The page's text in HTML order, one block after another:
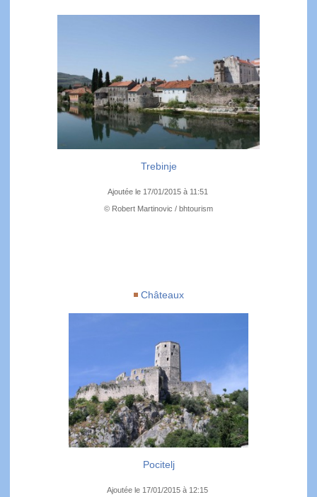
Trebinje
Ajoutée le 17/01/2015 à 11:51
© Robert Martinovic / bhtourism
Châteaux
Pocitelj
Ajoutée le 17/01/2015 à 12:15